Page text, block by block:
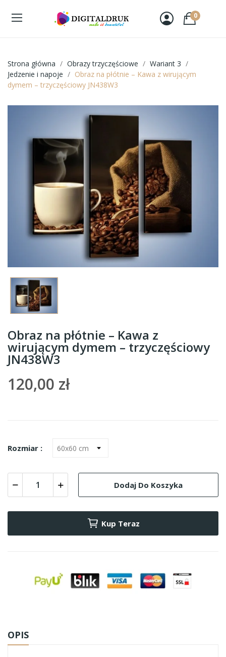
0
Strona główna Obrazy trzyczęściowe
Wariant 3
Jedzenie i napoje
Obraz na płótnie – Kawa z wirującym
dymem – trzyczęściowy JN438W3
Obraz na płótnie – Kawa z
wirującym dymem – trzyczęściowy
JN438W3
120,00 zł
Rozmiar :
Dodaj Do Koszyka
Kup Teraz
OPIS